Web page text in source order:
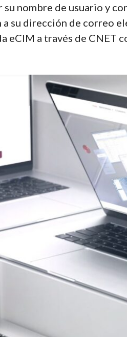
nombre de usuario y
su dirección de correo
eCIM a través de